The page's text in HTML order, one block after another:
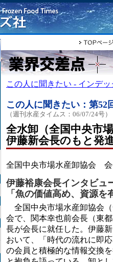
この人に聞きたい - インデ
この人に聞きたい：第52
（週刊水産タイムス：06/07/24号）
全水卸（全国中央市
伊藤新会長のもと発
全国中央市場水産卸協会
伊藤裕康会長インタビュ
「魚の価値高め、資源を
全国中央市場水産卸協会
会で、関本幸也前会長（東
長が会長に就任した。伊藤
おいて、「時代の流れに即
の会員と積極的な情報交換